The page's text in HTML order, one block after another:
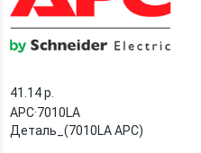
41.14 p.
APC·7010LA
Деталь_(7010LA APC)